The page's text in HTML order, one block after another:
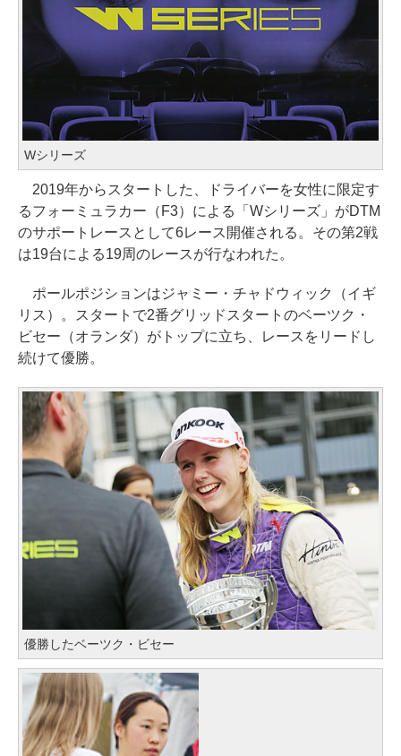
Wシリーズ
2019年からスタートした、ドライバーを女性に限定す
るフォーミュラカー（F3）による「Wシリーズ」がDTM
のサポートレースとして6レース開催される。その第2戦
は19台による19周のレースが行なわれた。
ポールポジションはジャミー・チャドウィック（イギ
リス）。スタートで2番グリッドスタートのベーツク・
ビセー（オランダ）がトップに立ち、レースをリードし
続けて優勝。
優勝したベーツク・ビセー